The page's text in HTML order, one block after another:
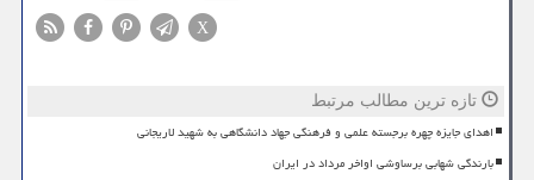
X
تازه ترین مطالب مرتبط
اهدای جایزه چهره برجسته علمی و فرهنگی جهاد دانشگاهی به شهید لاریجانی
بارندگی شهابی برساوشی اواخر مرداد در ایران